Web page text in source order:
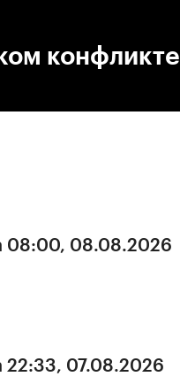
конфликте
08:00, 08.08.2026
22:33, 07.08.2026